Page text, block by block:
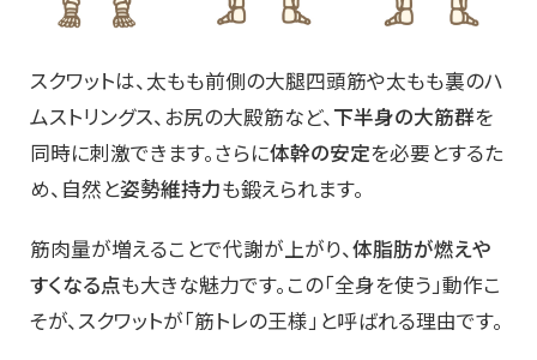
スクワットは、太もも前側の大腿四頭筋や太もも裏のハ
ムストリングス、お尻の大殿筋など、下半身の大筋群を
同時に刺激できます。さらに体幹の安定を必要とするた
め、自然と姿勢維持力も鍛えられます。
筋肉量が増えることで代謝が上がり、体脂肪が燃えや
すくなる点も大きな魅力です。この「全身を使う」動作こ
そが、スクワットが「筋トレの王様」と呼ばれる理由です。